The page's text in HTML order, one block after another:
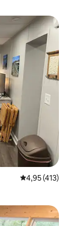
4,95 de uma
4,95 (413)